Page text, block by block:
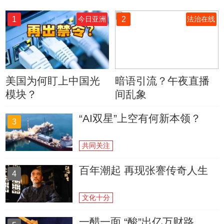
1 今日亚洲
美国为何盯上中国光
模块？
2 法治在线
暗语引流？午夜直播
间乱象
3 “AI双星”上空有何新本领？
共同关注
4 百年潮起 再现张謇传奇人生
文化十分